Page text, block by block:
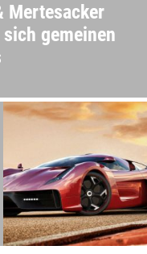
Mertesacker
gemeinen